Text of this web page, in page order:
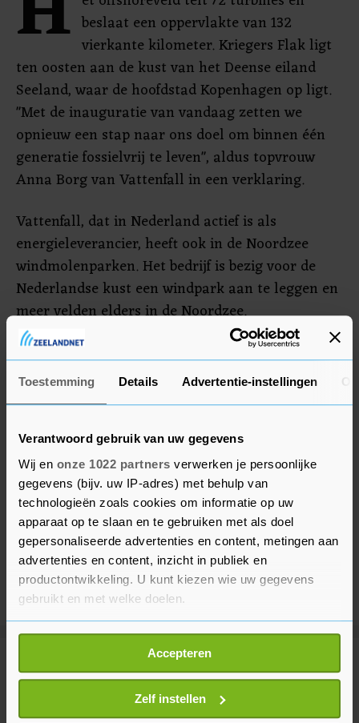
Toestemming Details Advertentie-instellingen
Verantwoord gebruik van uw gegevens
Wij en onze 1022 partners verwerken je persoonlijke
gegevens (bijv. uw IP-adres) met behulp van
technologieën zoals cookies om informatie op uw
apparaat op te slaan en te gebruiken met als doel
gepersonaliseerde advertenties en content, metingen aan
advertenties en content, inzicht in publiek en
productontwikkeling. U kunt kiezen wie uw gegevens
gebruikt en met welke doelen.
Als u het toestaat, willen we ook graag:
Informatie verzamelen over uw geografische
locatie, die tot een paar meter nauwkeurig kan zijn
Uw apparaat identificeren door het actief te
scannen op specifieke eigenschappen (fingerprinting)
Accepteren
Zelf instellen
beslaat een oppervlakte van 132
vierkante kilometer. Kriegers Flak ligt
ten oosten aan de kust van het Deense eiland
Seeland, waar de hoofdstad Kopenhagen op ligt.
"Met de inauguratie van vandaag zetten we
opnieuw een stap naar ons doel om binnen één
generatie fossielvrij te leven", aldus topvrouw
Anna Borg van Vattenfall in een verklaring.
Vattenfall, dat in Nederland actief is als
energieleverancier, heeft ook in de Noordzee
windmolenparken. Het bedrijf is bezig voor de
Nederlandse kust een windpark aan te leggen en
meer velden elders in de Noordzee.
Meer uit Financieel